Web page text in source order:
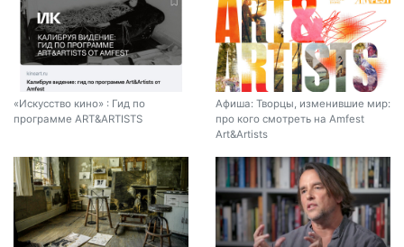
«Искусство кино» : Гид по
программе ART&ARTISTS
Афиша: Творцы, изменившие мир:
про кого смотреть на Amfest
Art&Artists